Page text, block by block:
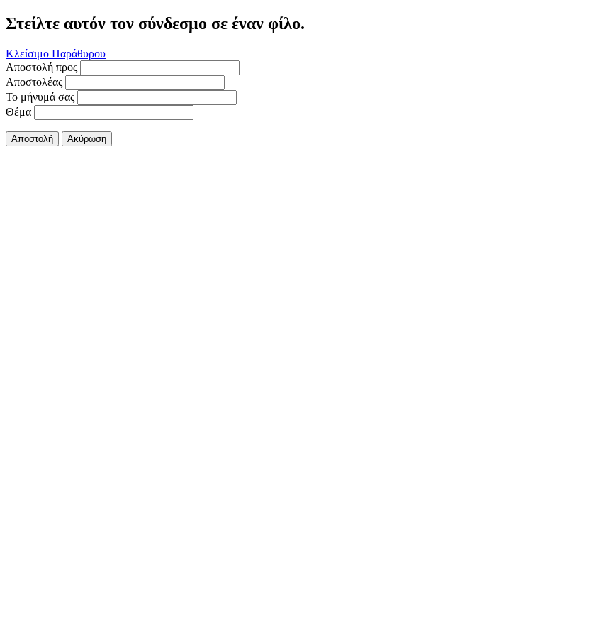
Στείλτε αυτόν τον σύνδεσμο σε έναν φίλο.
Κλείσιμο Παράθυρου
Αποστολή προς
Αποστολέας
Το μήνυμά σας
Θέμα
Αποστολή Ακύρωση